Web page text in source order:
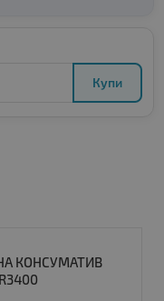
Купи
КОНСУМАТИВ